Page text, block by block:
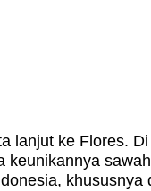
lanjut ke Flores.
keunikannya